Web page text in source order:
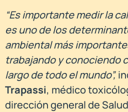
“Es importante medir la
es uno de los
ambiental más
trabajando y conociendo
largo de todo el mundo”,
Trapassi, médico
dirección general de